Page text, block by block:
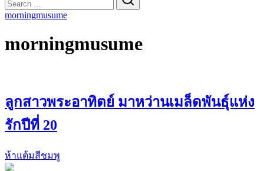
for:
morningmusume
morningmusume
ลูกสาวพระอาทิตย์ มาหว่านเมล็ดพันธุ์แห่ง
รักปีที่ 20
ห้าแต้มสีชมพู